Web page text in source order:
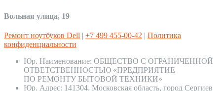
Вольная улица, 19
Ремонт ноутбуков Dell | +7 499 455-00-42 | Политика
конфиденциальности
Юр. Наименование: ОБЩЕСТВО С ОГРАНИЧЕННОЙ
ОТВЕТСТВЕННОСТЬЮ «ПРЕДПРИЯТИЕ
ПО РЕМОНТУ БЫТОВОЙ ТЕХНИКИ»
Юр. Адрес: 141304, Московская область, город Сергиев